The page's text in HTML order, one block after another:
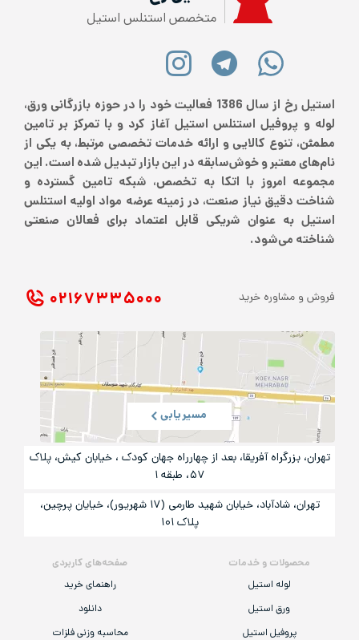
متخصص استنلس استیل
استیل رخ از سال 1386 فعالیت خود را در حوزه بازرگانی ورق،
لوله و پروفیل استنلس استیل آغاز کرد و با تمرکز بر تامین
مطمئن، تنوع کالایی و ارائه خدمات تخصصی مرتبط، به یکی از
نام‌های معتبر و خوش‌سابقه در این بازار تبدیل شده است. این
مجموعه امروز با اتکا به تخصص، شبکه تامین گسترده و
شناخت دقیق نیاز صنعت، در زمینه عرضه مواد اولیه استنلس
استیل به عنوان شریکی قابل اعتماد برای فعالان صنعتی
شناخته می‌شود.
محصولات و خدمات
لوله استیل
ورق استیل
پروفیل استیل
صفحه‌های کاربردی
راهنمای خرید
دانلود
محاسبه وزنی فلزات
فروش و مشاوره خرید ۰۲۱ ۶۷۳۳۵۰۰۰
مسیریابی
تهران، بزرگراه آفریقا، بعد از چهارراه جهان کودک ، خیابان کیش، پلاک
۵۷، طبقه ۱
تهران، شادآباد، خیابان شهید طارمی (۱۷ شهریور)، خیایان پرچین،
پلاک ۱۰۱